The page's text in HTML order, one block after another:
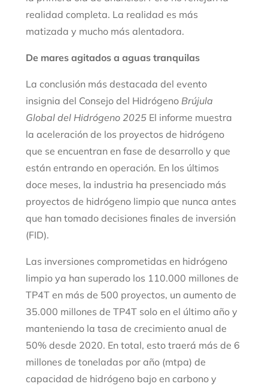
realidad completa. La realidad es más
matizada y mucho más alentadora.
De mares agitados a aguas tranquilas
La conclusión más destacada del evento
insignia del Consejo del Hidrógeno Brújula
Global del Hidrógeno 2025El informe muestra
la aceleración de los proyectos de hidrógeno
que se encuentran en fase de desarrollo y que
están entrando en operación. En los últimos
doce meses, la industria ha presenciado más
proyectos de hidrógeno limpio que nunca antes
que han tomado decisiones finales de inversión
(FID).
Las inversiones comprometidas en hidrógeno
limpio ya han superado los 110.000 millones de
TP4T en más de 500 proyectos, un aumento de
35.000 millones de TP4T solo en el último año y
manteniendo la tasa de crecimiento anual de
50% desde 2020. En total, esto traerá más de 6
millones de toneladas por año (mtpa) de
capacidad de hidrógeno bajo en carbono y